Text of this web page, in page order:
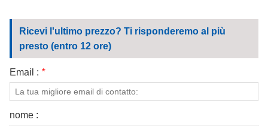
CHI SIAMO
INDUSTRIA
CONTATTATECI
Ricevi l'ultimo prezzo? Ti risponderemo al più
presto (entro 12 ore)
Email : *
nome :